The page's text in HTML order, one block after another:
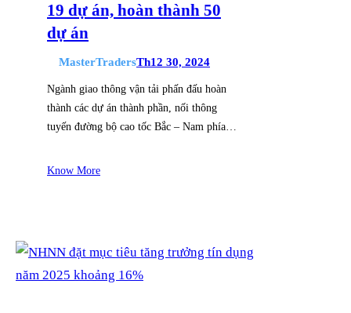
19 dự án, hoàn thành 50
dự án
MasterTradersTh12 30, 2024
Ngành giao thông vận tải phấn đấu hoàn
thành các dự án thành phần, nối thông
tuyến đường bộ cao tốc Bắc – Nam phía…
Know More